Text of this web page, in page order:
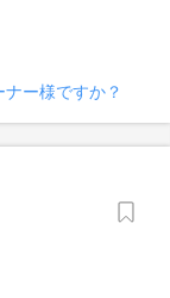
ー様ですか？